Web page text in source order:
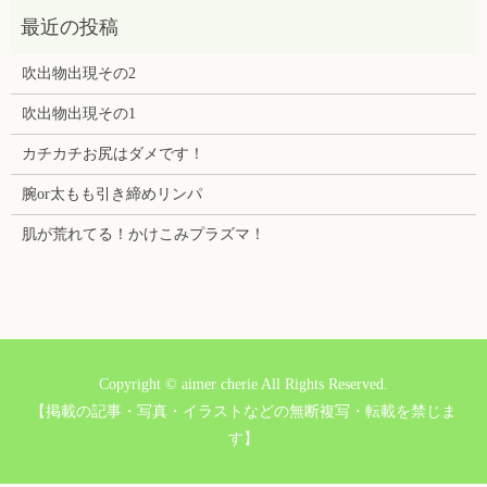
吹出物出現その2
吹出物出現その1
カチカチお尻はダメです！
腕or太もも引き締めリンパ
肌が荒れてる！かけこみプラズマ！
Copyright © aimer cherie All Rights Reserved.
【掲載の記事・写真・イラストなどの無断複写・転載を禁じま
す】